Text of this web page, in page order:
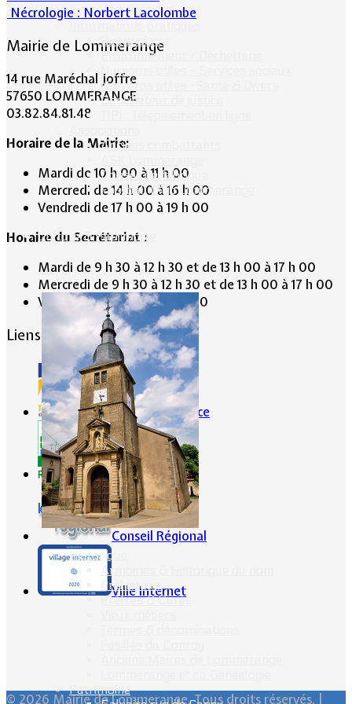
Bus scolaire
Environnement / Déchetterie
Numéros utiles - Services sociaux
Numéros utiles -Santé & Divers
Conciliateur de justice
Anciens combattants
Conseil de fabrique
Football Club Lommerange
Culture & Patrimoine
Historique
Armoiries & Historique du nom
Préhistoire
Prêtres & Curés
Patrimoine
Nécrologie : Norbert Lacolombe
Mairie de Lommerange
14 rue Maréchal Joffre
57650 LOMMERANGE
03.82.84.81.48
Horaire de la Mairie:
Mardi de 10 h 00 à 11 h 00
Mercredi de 14 h 00 à 16 h 00
Vendredi de 17 h 00 à 19 h 00
Horaire du Secrétariat :
Mardi de 9 h 30 à 12 h 30 et de 13 h 00 à 17 h 00
Mercredi de 9 h 30 à 12 h 30 et de 13 h 00 à 17 h 00
Vendredi de 13 h 00 à 19 h 00
Liens conseillés
Portes de France
CG57
Conseil Régional
Ville Internet
© 2026 Mairie de Lommerange. Tous droits réservés. |